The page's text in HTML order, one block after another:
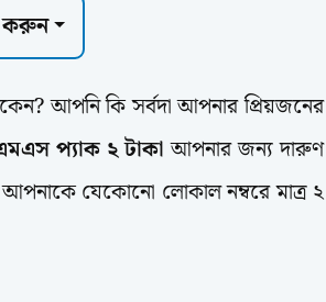
করুন
আপনি কি সর্বদা আপনার প্রিয়জনের
প্যাক ২ টাকাআপনার জন্য দারুণ
আপনাকে যেকোনো লোকাল নম্বরে মাত্র ২